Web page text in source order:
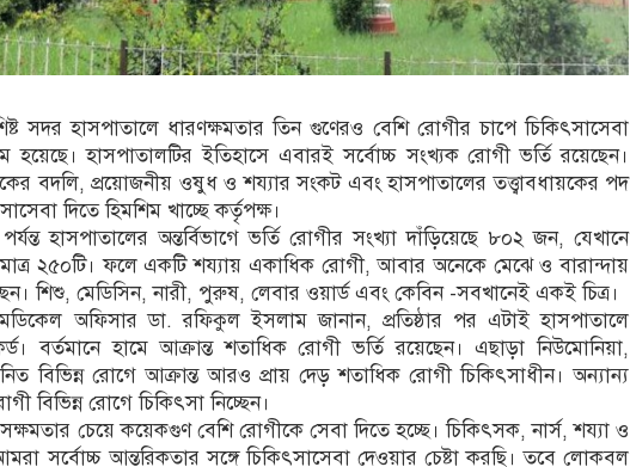
সদর হাসপাতালে ধারণক্ষমতার তিন গুণেরও বেশি রোগীর চাপে চিকিৎসাসেবা
হাসপাতালটির ইতিহাসে এবারই সর্বোচ্চ সংখ্যক রোগী ভর্তি রয়েছেন।
বদলি, প্রয়োজনীয় ওষুধ ও শয্যার সংকট এবং হাসপাতালের তত্ত্বাবধায়কের পদ
দিতে হিমশিম খাচ্ছে কর্তৃপক্ষ।
হাসপাতালের অন্তর্বিভাগে ভর্তি রোগীর সংখ্যা দাঁড়িয়েছে ৮০২ জন, যেখানে
মাত্র ২৫০টি। ফলে একটি শয্যায় একাধিক রোগী, আবার অনেকে মেঝে ও বারান্দায়
শিশু, মেডিসিন, নারী, পুরুষ, লেবার ওয়ার্ড এবং কেবিন -সবখানেই একই চিত্র।
অফিসার ডা. রফিকুল ইসলাম জানান, প্রতিষ্ঠার পর এটাই হাসপাতালে
বর্তমানে হামে আক্রান্ত শতাধিক রোগী ভর্তি রয়েছেন। এছাড়া নিউমোনিয়া,
বিভিন্ন রোগে আক্রান্ত আরও প্রায় দেড় শতাধিক রোগী চিকিৎসাধীন। অন্যান্য
বিভিন্ন রোগে চিকিৎসা নিচ্ছেন।
চেয়ে কয়েকগুণ বেশি রোগীকে সেবা দিতে হচ্ছে। চিকিৎসক, নার্স, শয্যা ও
সর্বোচ্চ আন্তরিকতার সঙ্গে চিকিৎসাসেবা দেওয়ার চেষ্টা করছি। তবে লোকবল